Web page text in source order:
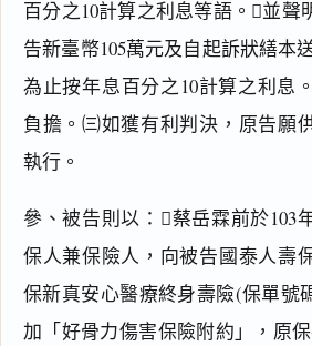
百分之10計算之利息等語。並聲
告新臺幣105萬元及自起訴狀繕本
為止按年息百分之10計算之利息
負擔。㈢如獲有利判決，原告願
執行。
參、被告則以：蔡岳霖前於103
保人兼保險人，向被告國泰人壽
保新真安心醫療終身壽險(保單號
加「好骨力傷害保險附約」，原